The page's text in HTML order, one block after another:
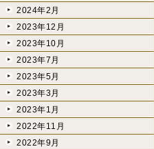
2024年2月
2023年12月
2023年10月
2023年7月
2023年5月
2023年3月
2023年1月
2022年11月
2022年9月